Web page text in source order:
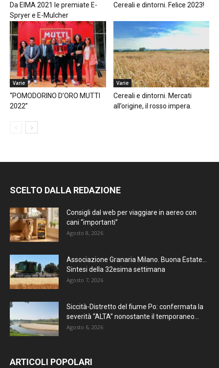
Da EIMA 2021 le premiate E-
Spryer e E-Mulcher
Cereali e dintorni. Felice 2023!
Varie
“POMODORINO D’ORO MUTTI
2022”
Varie
Cereali e dintorni. Mercati
all’origine, il rosso impera.
SCELTO DALLA REDAZIONE
Consigli dal web per viaggiare in aereo con
cani “importanti”
Agosto 8, 2026
Associazione Granaria Milano. Buona Estate…
Sintesi della 32esima settimana
Agosto 7, 2026
Siccità-Distretto del fiume Po: confermata la
severità “ALTA” nonostante il temporaneo...
Agosto 6, 2026
ARTICOLI POPOLARI